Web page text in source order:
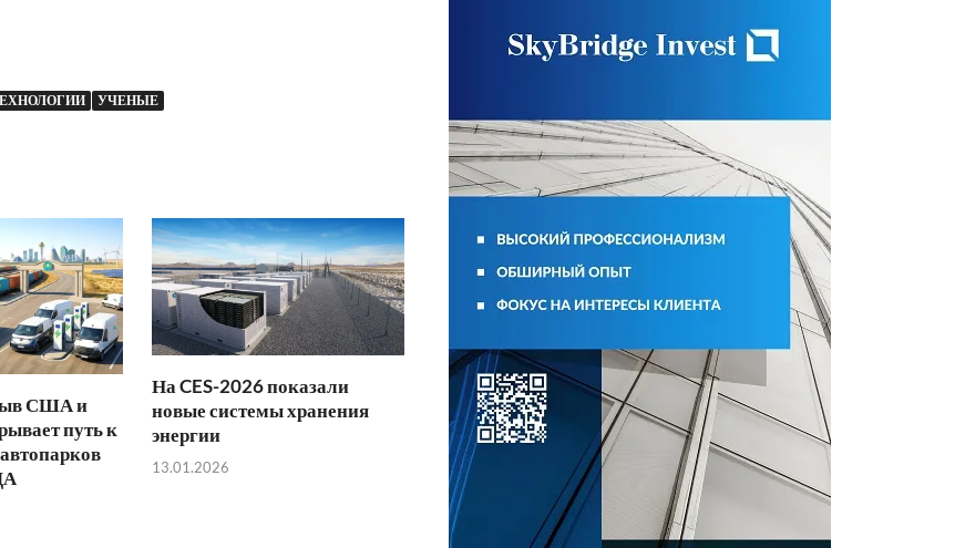
УЧЕНЫЕ
США и
путь к
На CES-2026 показали
новые системы хранения
энергии
13.01.2026